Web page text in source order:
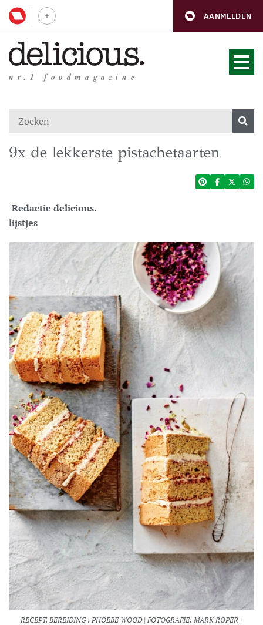
AANMELDEN
nr.1 foodmagazine
9x de lekkerste pistachetaarten
Redactie delicious.
lijstjes
RECEPT, BEREIDING : PHOEBE WOOD | FOTOGRAFIE: MARK ROPER |